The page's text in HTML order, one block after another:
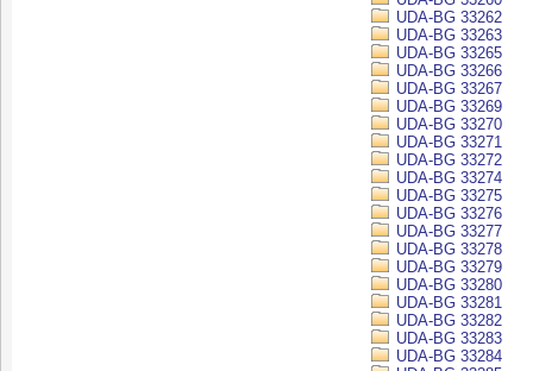
UDA-BG 33262
UDA-BG 33263
UDA-BG 33265
UDA-BG 33266
UDA-BG 33267
UDA-BG 33269
UDA-BG 33270
UDA-BG 33271
UDA-BG 33272
UDA-BG 33274
UDA-BG 33275
UDA-BG 33276
UDA-BG 33277
UDA-BG 33278
UDA-BG 33279
UDA-BG 33280
UDA-BG 33281
UDA-BG 33282
UDA-BG 33283
UDA-BG 33284